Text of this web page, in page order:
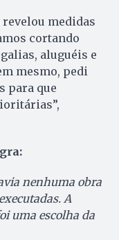
medidas
cortando
aluguéis e
mesmo, pedi
para que
nenhuma obra
A
uma escolha da